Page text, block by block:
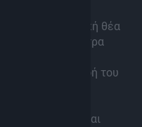
με φανταστική θέα
τρία χιλιόμετρα
ψηλά στην κορφή του
θάλασσα και